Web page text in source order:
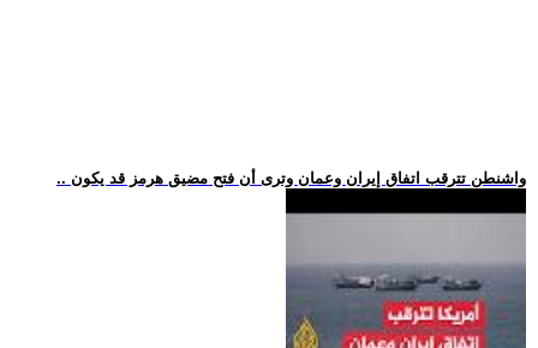
.. واشنطن تترقب اتفاق إيران وعمان وترى أن فتح مضيق هرمز قد يكون